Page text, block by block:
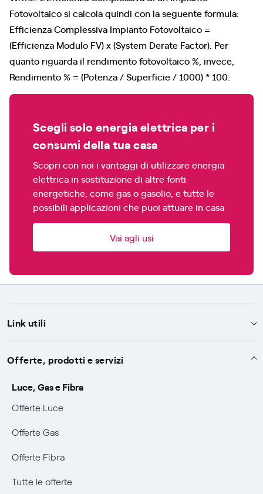
Fotovoltaico si calcola quindi con la seguente formula:
Efficienza Complessiva Impianto Fotovoltaico =
(Efficienza Modulo FV) x (System Derate Factor). Per
quanto riguarda il rendimento fotovoltaico %, invece,
Rendimento % = (Potenza / Superficie / 1000) * 100.
Scegli solo energia elettrica per i
consumi della tua casa
Scopri con noi i vantaggi di utilizzare energia
elettrica in sostituzione di altre fonti
energetiche, come gas o gasolio, e tutte le
possibili applicazioni che puoi attuare in casa
Vai agli usi
Link utili
Assistenza
Avvisi
SOS luce e gas
Conciliazioni e risoluzione delle controversie
Negoziazione paritetica
Informazioni Sisma
Servizi
Servizio di salvaguardia
Servizio default di distribuzione
Tutele graduali
FUI
Collabora con noi
Sponsorizzazioni
Diventa nostro partner
Modulistica e reclami
Offerte, prodotti e servizi
Luce, Gas e Fibra
Offerte Luce
Offerte Gas
Offerte Fibra
Tutte le offerte